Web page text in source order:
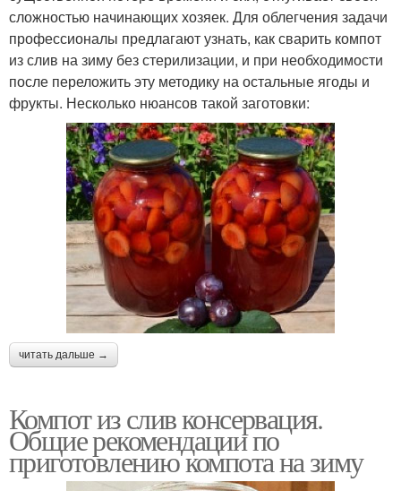
сложностью начинающих хозяек. Для облегчения задачи
профессионалы предлагают узнать, как сварить компот
из слив на зиму без стерилизации, и при необходимости
после переложить эту методику на остальные ягоды и
фрукты. Несколько нюансов такой заготовки:
читать дальше →
Компот из слив консервация.
Общие рекомендации по
приготовлению компота на зиму